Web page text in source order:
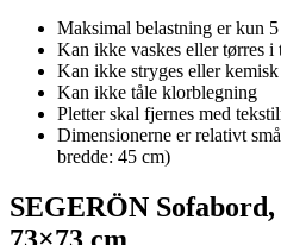
Maksimal belastning er kun
Kan ikke vaskes eller tørres i
Kan ikke stryges eller kemisk
Kan ikke tåle klorblegning
Pletter skal fjernes med
Dimensionerne er relativt
bredde: 45 cm)
SEGERÖN